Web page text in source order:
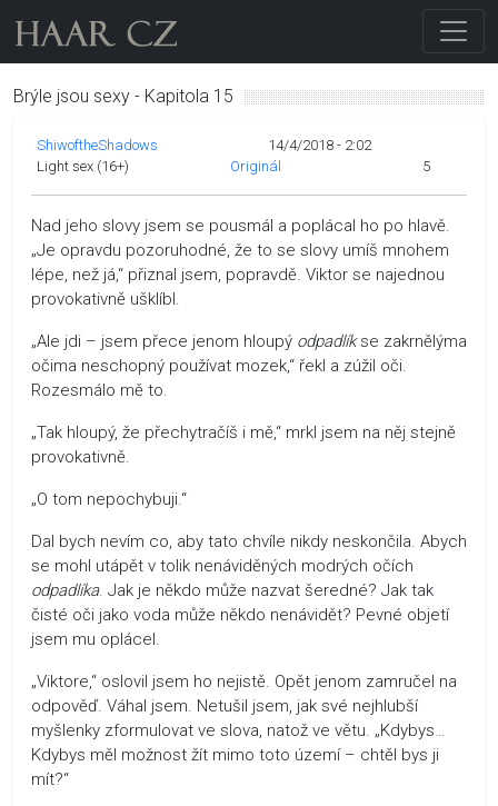
Brýle jsou sexy - Kapitola 15
ShiwoftheShadows
14/4/2018 - 2:02
Light sex (16+)
Originál 5
Nad jeho slovy jsem se pousmál a poplácal ho po hlavě.
„Je opravdu pozoruhodné, že to se slovy umíš mnohem
lépe, než já,“ přiznal jsem, popravdě. Viktor se najednou
provokativně ušklíbl.
„Ale jdi – jsem přece jenom hloupý odpadlíkse zakrnělýma
očima neschopný používat mozek,“ řekl a zúžil oči.
Rozesmálo mě to.
„Tak hloupý, že přechytračíš i mě,“ mrkl jsem na něj stejně
provokativně.
„O tom nepochybuji.“
Dal bych nevím co, aby tato chvíle nikdy neskončila. Abych
se mohl utápět v tolik nenáviděných modrých očích
odpadlíka. Jak je někdo může nazvat šeredné? Jak tak
čisté oči jako voda může někdo nenávidět? Pevné objetí
jsem mu oplácel.
„Viktore,“ oslovil jsem ho nejistě. Opět jenom zamručel na
odpověď. Váhal jsem. Netušil jsem, jak své nejhlubší
myšlenky zformulovat ve slova, natož ve větu. „Kdybys…
Kdybys měl možnost žít mimo toto území – chtěl bys ji
mít?“